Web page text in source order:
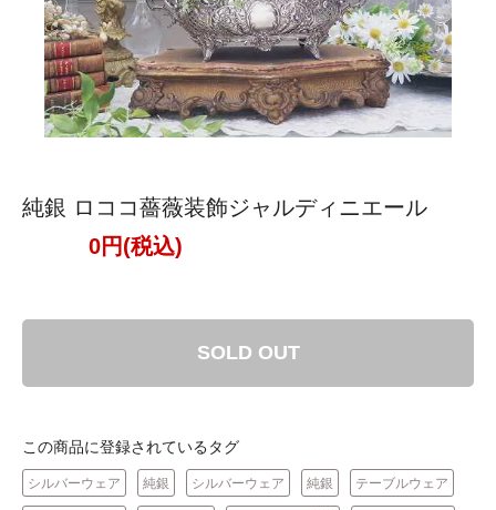
純銀 ロココ薔薇装飾ジャルディニエール
0円(税込)
SOLD OUT
この商品に登録されているタグ
シルバーウェア 純銀 シルバーウェア 純銀 テーブルウェア